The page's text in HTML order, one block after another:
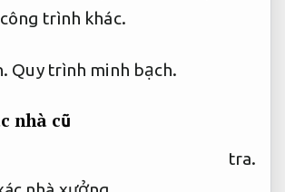
trình khác.
Quy trình minh bạch.
nhà cũ
tra.